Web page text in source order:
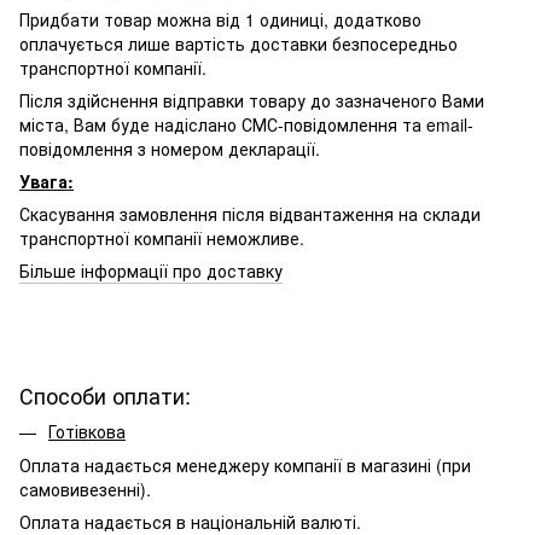
Придбати товар можна від 1 одиниці, додатково
оплачується лише вартість доставки безпосередньо
транспортної компанії.
Після здійснення відправки товару до зазначеного Вами
міста, Вам буде надіслано СМС-повідомлення та email-
повідомлення з номером декларації.
Увага:
Скасування замовлення після відвантаження на склади
транспортної компанії неможливе.
Більше інформації про доставку
Способи оплати:
Готівкова
Оплата надається менеджеру компанії в магазині (при
самовивезенні).
Оплата надається в національній валюті.